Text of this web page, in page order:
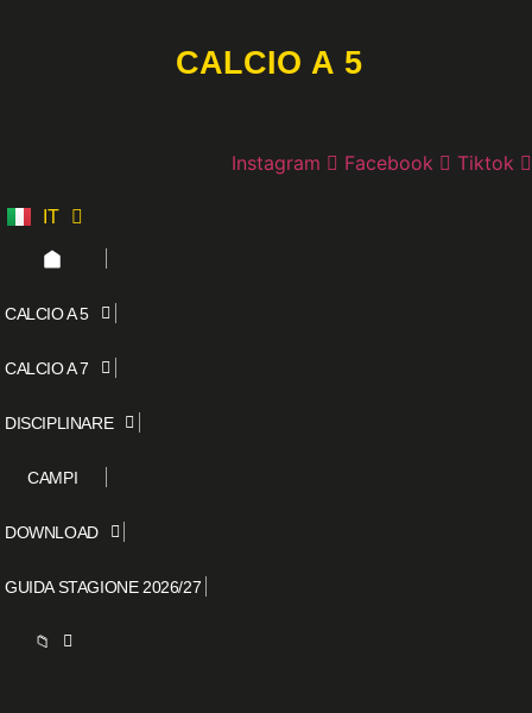
CALCIO A 5
Instagram Facebook Tiktok
IT
ES
CALCIO A 5
CALCIO A 7
DISCIPLINARE
CAMPI
DOWNLOAD
GUIDA STAGIONE 2026/27
📁